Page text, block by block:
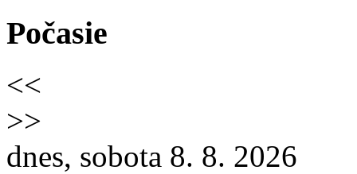
Počasie
<<
>>
dnes, sobota 8. 8. 2026